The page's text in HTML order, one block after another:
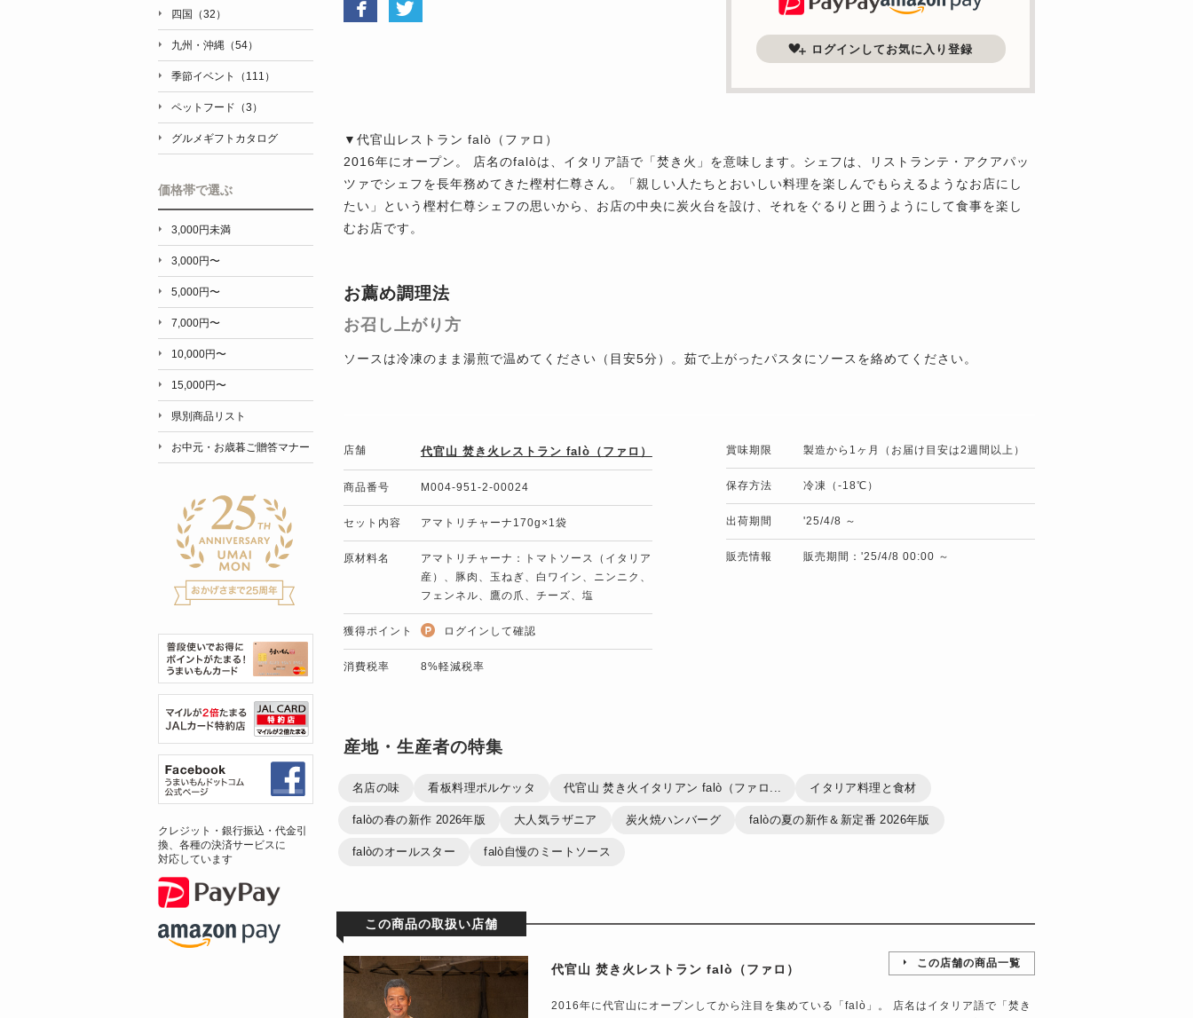
ログインしてお気に入り登録
▼代官山レストラン falò（ファロ）
2016年にオープン。 店名のfalòは、イタリア語で「焚き火」を意味します。シェフは、リストランテ・アクアパッ
ツァでシェフを長年務めてきた樫村仁尊さん。「親しい人たちとおいしい料理を楽しんでもらえるようなお店にし
たい」という樫村仁尊シェフの思いから、お店の中央に炭火台を設け、それをぐるりと囲うようにして食事を楽し
むお店です。
お薦め調理法
お召し上がり方
ソースは冷凍のまま湯煎で温めてください（目安5分）。茹で上がったパスタにソースを絡めてください。
店舗 代官山 焚き火レストラン falò（ファロ）
商品番号 M004-951-2-00024
セット内容 アマトリチャーナ170g×1袋
原材料名
アマトリチャーナ：トマトソース（イタリア
産）、豚肉、玉ねぎ、白ワイン、ニンニク、
フェンネル、鷹の爪、チーズ、塩
獲得ポイント ログインして確認
消費税率 8%軽減税率
賞味期限 製造から1ヶ月（お届け目安は2週間以上）
保存方法 冷凍（-18℃）
出荷期間 '25/4/8 ～
販売情報 販売期間：'25/4/8 00:00 ～
産地・生産者の特集
名店の味 看板料理ポルケッタ 代官山 焚き火イタリアン falò（ファロ... イタリア料理と食材
falòの春の新作 2026年版 大人気ラザニア 炭火焼ハンバーグ falòの夏の新作＆新定番 2026年版
falòのオールスター falò自慢のミートソース
この商品の取扱い店舗
代官山 焚き火レストラン falò（ファロ） この店舗の商品一覧
2016年に代官山にオープンしてから注目を集めている「falò」。 店名はイタリア語で「焚き
四国（32）
九州・沖縄（54）
季節イベント（111）
ペットフード（3）
グルメギフトカタログ
価格帯で選ぶ
3,000円未満
3,000円〜
5,000円〜
7,000円〜
10,000円〜
15,000円〜
県別商品リスト
お中元・お歳暮ご贈答マナー
クレジット・銀行振込・代金引
換、各種の決済サービスに
対応しています